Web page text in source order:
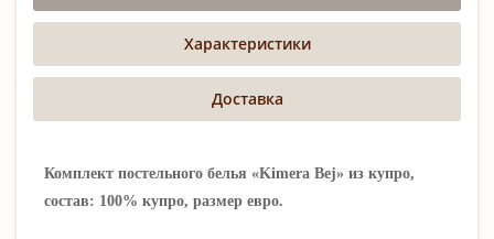
Характеристики
Доставка
Комплект постельного белья «Kimera Bej» из купро,
состав: 100% купро, размер евро.